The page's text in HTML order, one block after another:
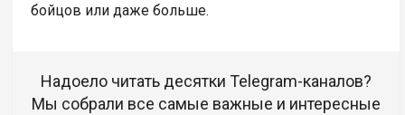
бойцов или даже больше.
Надоело читать десятки Telegram-каналов?
Мы собрали все самые важные и интересные